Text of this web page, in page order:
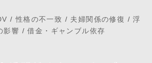
/性格の不一致 / 夫婦関係の修復 /浮
影響 /借金・ギャンブル依存